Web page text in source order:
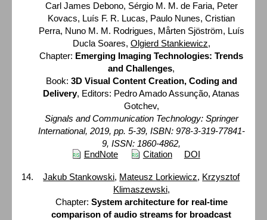
Carl James Debono, Sérgio M. M. de Faria, Peter
Kovacs, Luís F. R. Lucas, Paulo Nunes, Cristian
Perra, Nuno M. M. Rodrigues, Mårten Sjöström, Luís
Ducla Soares, Olgierd Stankiewicz,
Chapter: Emerging Imaging Technologies: Trends
and Challenges,
Book: 3D Visual Content Creation, Coding and
Delivery, Editors: Pedro Amado Assunção, Atanas
Gotchev,
Signals and Communication Technology: Springer
International, 2019, pp. 5-39, ISBN: 978-3-319-77841-
9, ISSN: 1860-4862,
EndNote
Citation DOI
Jakub Stankowski, Mateusz Lorkiewicz, Krzysztof
Klimaszewski,
Chapter: System architecture for real-time
comparison of audio streams for broadcast